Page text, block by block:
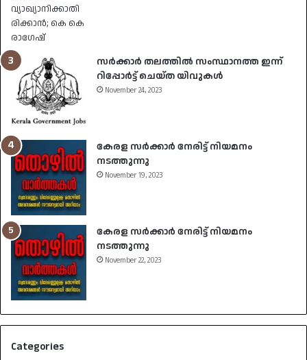
സർക്കാർ തലത്തിൽ സംസ്ഥാനത്ത ഇന്ന്
റിപ്പോർട്ട് ചെയ്ത യിവുകൾ
November 24, 2023
കേരള സർക്കാർ നേരിട്ട് നിയമനം
നടത്തുന്നു
November 19, 2023
കേരള സർക്കാർ നേരിട്ട് നിയമനം
നടത്തുന്നു
November 22, 2023
Categories